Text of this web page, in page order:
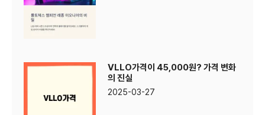
VLLO가격이 45,000원? 가격 변화
의 진실
2025-03-27